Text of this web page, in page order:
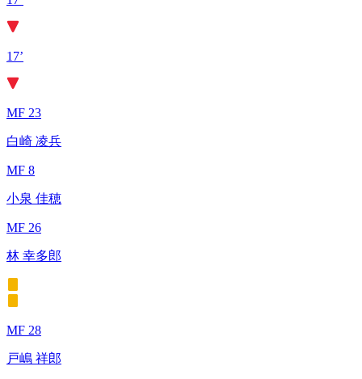
17’
MF 23
白崎 凌兵
MF 8
小泉 佳穂
MF 26
林 幸多郎
MF 28
戸嶋 祥郎